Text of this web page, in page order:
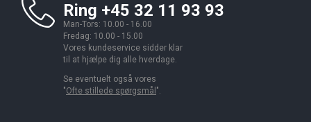
Ring +45 32 11 93 93
Man-Tors: 10.00 - 16.00
Fredag: 10.00 - 15.00
Vores kundeservice sidder klar
til at hjælpe dig alle hverdage.
Se eventuelt også vores
"Ofte stillede spørgsmål ".